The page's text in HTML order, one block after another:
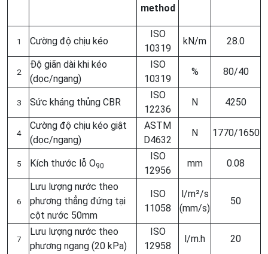
method
1 Cường độ chịu kéo
ISO
10319
kN/m 28.0
2
Độ giãn dài khi kéo
(dọc/ngang)
ISO
10319
% 80/40
3 Sức kháng thủng CBR
ISO
12236
N 4250
4
Cường độ chịu kéo giật
(dọc/ngang)
ASTM
D4632
N 1770/1650
5 Kích thước lỗ O90
ISO
12956
mm 0.08
6
Lưu lượng nước theo
phương thẳng đứng tại
cột nước 50mm
ISO
11058
l/m²/s
(mm/s)
50
7
Lưu lượng nước theo
phương ngang (20 kPa)
ISO
12958
l/m.h 20